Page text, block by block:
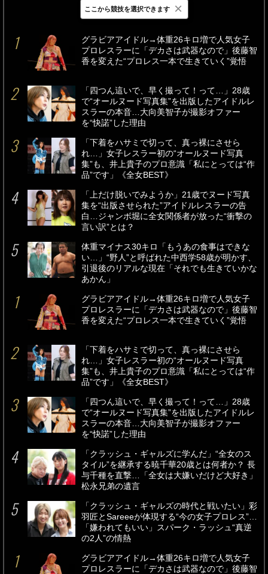
最新 24時間 週間
グラビアアイドル→体重26キロ増で人気女子
プロレスラーに「デカさは武器なので」後藤智
香を変えた“プロレス一本で生きていく”覚悟
「四つん這いで、早く撮って！って…」28歳
で“オールヌード写真集”を出版したアイドルレ
スラーの本音…大向美智子が撮影オファー
を“快諾”した理由
「下着をハサミで切って、真っ裸にさせら
れ…」女子レスラー初の“オールヌード写真
集”も、井上貴子のプロ意識「私にとっては“作
品”です」《全女BEST》
「上だけ脱いでみようか」21歳でヌード写真
集を“出版させられた”アイドルレスラーの告
白…ジャンボ堀に全女関係者が放った“衝撃の
言い訳”とは？
体重マイナス30キロ「もうあの食事はできな
い…」“野人”と呼ばれた中西学58歳が明かす、
引退後のリアルな現在「それでも生きていかな
あかん」
もっと見る
MAGAZINE
8/6発売 4/16発売
雑誌定期購読のご案内
ここから競技を選択できます ×